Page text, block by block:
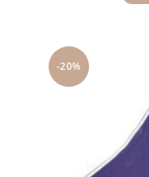
-20%